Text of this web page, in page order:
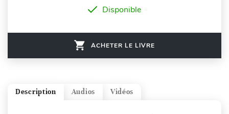
Disponible
ACHETER LE LIVRE
Vidéos
Audios
Description